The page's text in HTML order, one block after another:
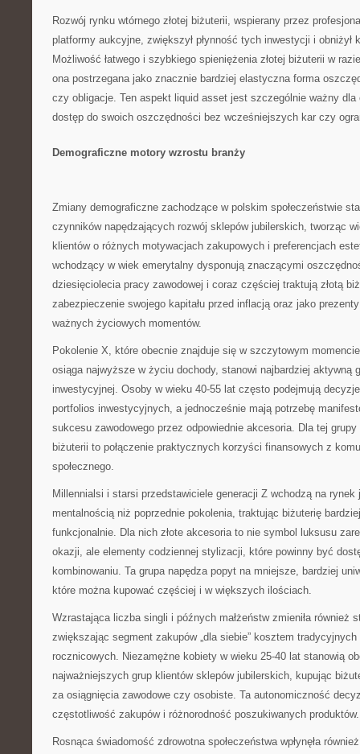
Rozwój rynku wtórnego złotej biżuterii, wspierany przez
platformy aukcyjne, zwiększył płynność tych inwestycji i obniżył
Możliwość łatwego i szybkiego spieniężenia złotej biżuterii w
ona postrzegana jako znacznie bardziej elastyczna forma
czy obligacje. Ten aspekt liquid asset jest szczególnie ważny
dostęp do swoich oszczędności bez wcześniejszych kar czy
Demograficzne motory wzrostu branży
Zmiany demograficzne zachodzące w polskim społeczeństwie
czynników napędzających rozwój sklepów jubilerskich, tworząc
klientów o różnych motywacjach zakupowych i preferencjach
wchodzący w wiek emerytalny dysponują znaczącymi
dziesięciolecia pracy zawodowej i coraz częściej traktują złotą
zabezpieczenie swojego kapitału przed inflacją oraz jako
ważnych życiowych momentów.
Pokolenie X, które obecnie znajduje się w szczytowym
osiąga najwyższe w życiu dochody, stanowi najbardziej aktywną
inwestycyjnej. Osoby w wieku 40-55 lat często podejmują
portfolios inwestycyjnych, a jednocześnie mają potrzebę
sukcesu zawodowego przez odpowiednie akcesoria. Dla tej
biżuterii to połączenie praktycznych korzyści finansowych z
społecznego.
Millennialsi i starsi przedstawiciele generacji Z wchodzą na rynek
mentalnością niż poprzednie pokolenia, traktując biżuterię
funkcjonalnie. Dla nich złote akcesoria to nie symbol luksusu
okazji, ale elementy codziennej stylizacji, które powinny być
kombinowaniu. Ta grupa napędza popyt na mniejsze, bardziej
które można kupować częściej i w większych ilościach.
Wzrastająca liczba singli i późnych małżeństw zmieniła również
zwiększając segment zakupów „dla siebie” kosztem
rocznicowych. Niezamężne kobiety w wieku 25-40 lat stanowią
najważniejszych grup klientów sklepów jubilerskich, kupując
za osiągnięcia zawodowe czy osobiste. Ta autonomiczność
częstotliwość zakupów i różnorodność poszukiwanych produktów.
Rosnąca świadomość zdrowotna społeczeństwa wpłynęła